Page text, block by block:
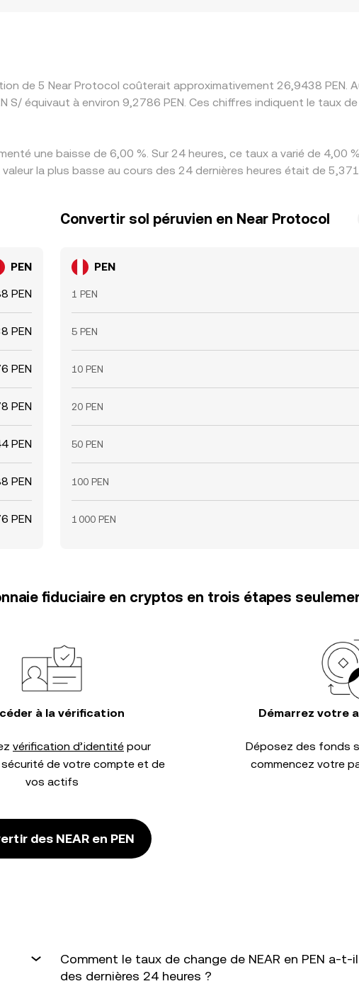
de 5 Near Protocol coûterait approximativement 26,9438 PEN.
équivaut à environ 9,2786 PEN. Ces chiffres indiquent le taux
une baisse de 6,00 %. Sur 24 heures, ce taux a varié de 4,00
la plus basse au cours des 24 dernières heures était de
PEN
PEN
PEN
PEN
PEN
PEN
PEN
PEN
Convertir sol péruvien en Near Protocol
PEN
1 PEN
5 PEN
10 PEN
20 PEN
50 PEN
100 PEN
1 000 PEN
fiduciaire en cryptos en trois étapes
à la vérification
vérification d’identité pour
sécurité de votre compte et de
vos actifs
Démarrez votre
Déposez des fonds
commencez votre
des NEAR en PEN
Comment le taux de change de NEAR en PEN a-t-
des dernières 24 heures ?